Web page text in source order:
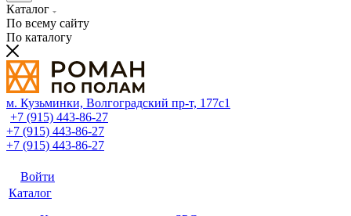
Каталог
По всему сайту
По каталогу
м. Кузьминки, Волгоградский пр‑т, 177с1
+7 (915) 443-86-27
+7 (915) 443-86-27
+7 (915) 443-86-27
Войти
Каталог